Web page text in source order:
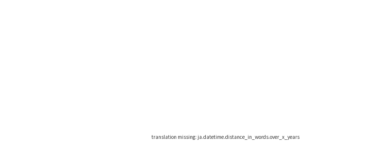
translation missing: ja.datetime.distance_in_words.over_x_years